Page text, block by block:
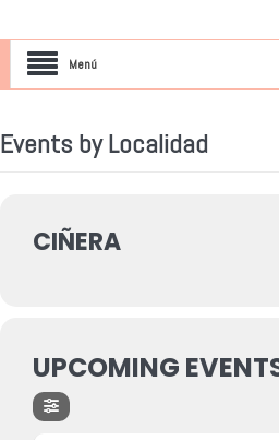
Menú
Events by Localidad
CIÑERA
UPCOMING